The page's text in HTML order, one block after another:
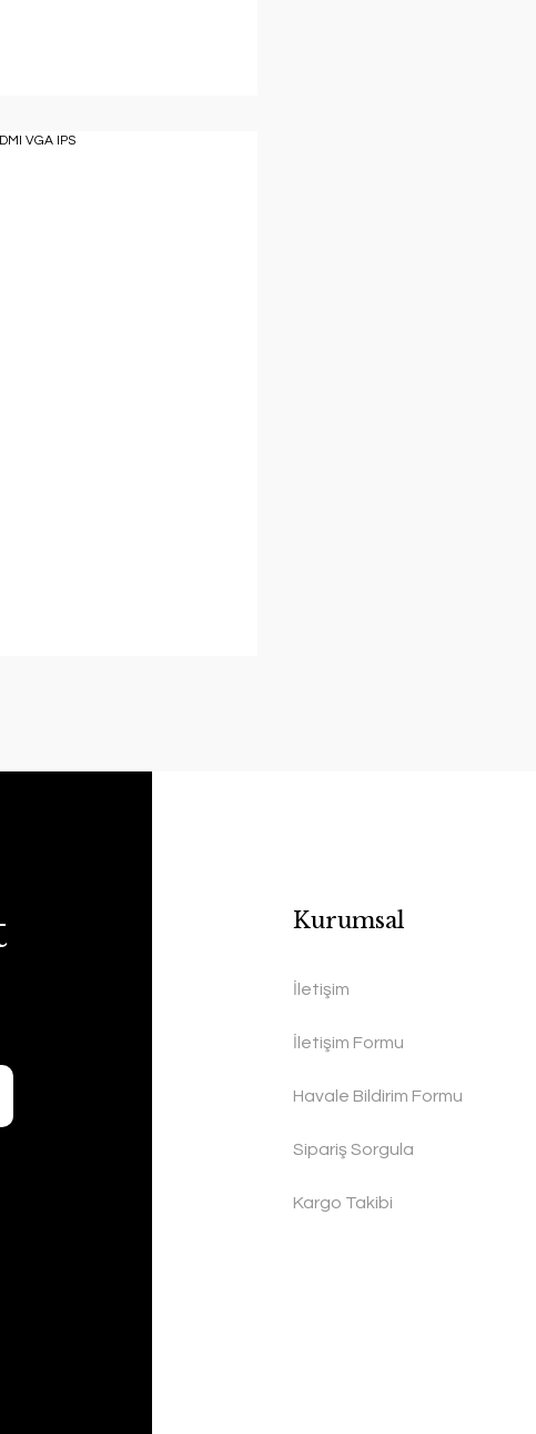
Kurumsal
İletişim
İletişim Formu
Havale Bildirim Formu
Sipariş Sorgula
Kargo Takibi